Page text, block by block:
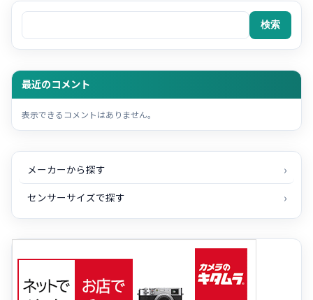
検索
検索
最近のコメント
表示できるコメントはありません。
メーカーから探す
センサーサイズで探す